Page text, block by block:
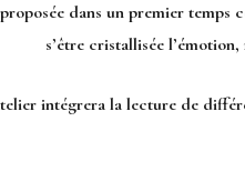
dans un premier temps
s’être cristallisée
intégrera la lecture de